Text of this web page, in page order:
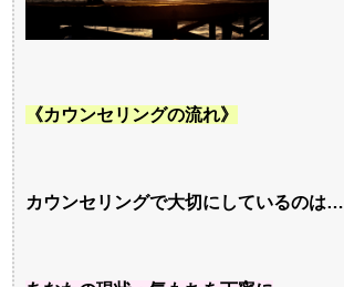
《カウンセリングの流れ》
カウンセリングで大切にしているのは…